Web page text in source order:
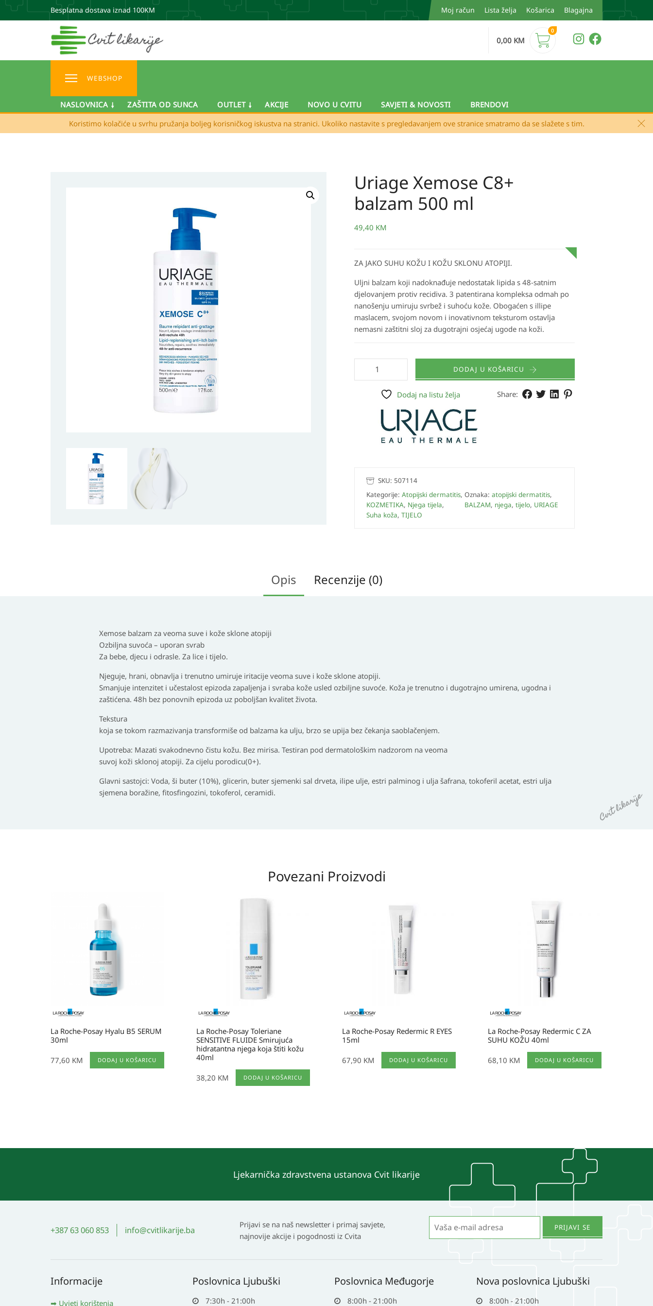
Besplatna dostava iznad 100KM Moj račun Lista želja Košarica Blagajna
0,00 KM
0
WEBSHOP
NASLOVNICA ZAŠTITA OD SUNCA OUTLET AKCIJE NOVO U CVITU SAVJETI & NOVOSTI
BRENDOVI
Koristimo kolačiće u svrhu pružanja boljeg korisničkog iskustva na stranici. Ukoliko nastavite s pregledavanjem ove stranice smatramo da se slažete s tim.
Uriage Xemose C8+
balzam 500 ml
49,40 KM
ZA JAKO SUHU KOŽU I KOŽU SKLONU ATOPIJI.
Uljni balzam koji nadoknađuje nedostatak lipida s 48-satnim
djelovanjem protiv recidiva. 3 patentirana kompleksa odmah po
nanošenju umiruju svrbež i suhoću kože. Obogaćen s illipe
maslacem, svojom novom i inovativnom teksturom ostavlja
nemasni zaštitni sloj za dugotrajni osjećaj ugode na koži.
Xemose
količina
DODAJ U KOŠARICU
Share:
Dodaj na listu želja
SKU: 507114
Kategorije: Atopijski dermatitis,
KOZMETIKA, Njega tijela,
Suha koža, TIJELO
Oznaka: atopijski dermatitis,
BALZAM, njega, tijelo, URIAGE
Opis Recenzije (0)
Xemose balzam za veoma suve i kože sklone atopiji
Ozbiljna suvoća – uporan svrab
Za bebe, djecu i odrasle. Za lice i tijelo.
Njeguje, hrani, obnavlja i trenutno umiruje iritacije veoma suve i kože sklone atopiji.
Smanjuje intenzitet i učestalost epizoda zapaljenja i svraba kože usled ozbiljne suvoće. Koža je trenutno i dugotrajno umirena, ugodna i
zaštićena. 48h bez ponovnih epizoda uz poboljšan kvalitet života.
Tekstura
koja se tokom razmazivanja transformiše od balzama ka ulju, brzo se upija bez čekanja saoblačenjem.
Upotreba: Mazati svakodnevno čistu kožu. Bez mirisa. Testiran pod dermatološkim nadzorom na veoma
suvoj koži sklonoj atopiji. Za cijelu porodicu(0+).
Glavni sastojci: Voda, ši buter (10%), glicerin, buter sjemenki sal drveta, ilipe ulje, estri palminog i ulja šafrana, tokoferil acetat, estri ulja
sjemena boražine, fitosfingozini, tokoferol, ceramidi.
Povezani Proizvodi
La Roche-Posay Hyalu B5 SERUM
30ml
77,60 KM DODAJ U KOŠARICU
La Roche-Posay Toleriane
SENSITIVE FLUIDE Smirujuća
hidratantna njega koja štiti kožu
40ml
38,20 KM DODAJ U KOŠARICU
La Roche-Posay Redermic R EYES
15ml
67,90 KM DODAJ U KOŠARICU
La Roche-Posay Redermic C ZA
SUHU KOŽU 40ml
68,10 KM DODAJ U KOŠARICU
Ljekarnička zdravstvena ustanova Cvit likarije
+387 63 060 853 info@cvitlikarije.ba
Prijavi se na naš newsletter i primaj savjete,
najnovije akcije i pogodnosti iz Cvita
Informacije
Uvjeti korištenja
Poslovnica Ljubuški
7:30h - 21:00h
Poslovnica Međugorje
8:00h - 21:00h
Nova poslovnica Ljubuški
8:00h - 21:00h